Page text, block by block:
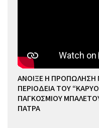
ΑΝΟΙΞΕ Η ΠΡΟΠΩΛΗΣΗ
ΠΕΡΙΟΔΕΙΑ ΤΟΥ
ΠΑΓΚΟΣΜΙΟΥ
ΠΑΤΡΑ